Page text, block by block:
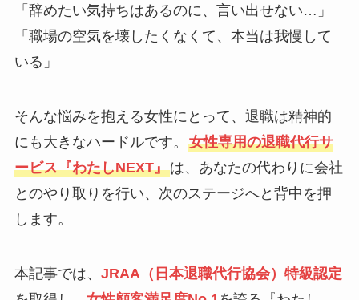
「辞めたい気持ちはあるのに、言い出せない…」
「職場の空気を壊したくなくて、本当は我慢して
いる」
そんな悩みを抱える女性にとって、退職は精神的
にも大きなハードルです。 女性専用の退職代行サ
ービス『わたしNEXT』は、あなたの代わりに会社
とのやり取りを行い、次のステージへと背中を押
します。
本記事では、 JRAA（日本退職代行協会）特級認定